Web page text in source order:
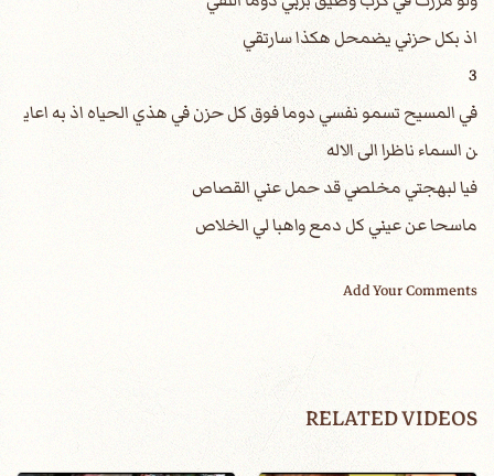
اذ بكل حزني يضمحل هكذا سارتقي
3
في المسيح تسمو نفسي دوما فوق كل حزن في هذي الحياه اذ به اعاي
ن السماء ناظرا الى الاله
فيا لبهجتي مخلصي قد حمل عني القصاص
ماسحا عن عيني كل دمع واهبا لي الخلاص
Add Your Comments
RELATED VIDEOS